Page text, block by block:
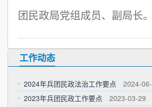
团民政局党组成员、副局长。
工作动态
2024年兵团民政法治工作要点
2024-
2023年兵团民政工作要点
2023-03-29